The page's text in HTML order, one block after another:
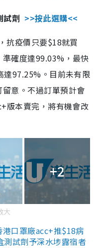
劑 >>按此選購<<
抗疫價只要$18就買
確度達99.03%，最快
達97.25%。目前未有限
意。不過訂單預計會
版本賣完，將有機會改
+2
大
口罩廠acc+推$18病
試劑予深水埗露宿者